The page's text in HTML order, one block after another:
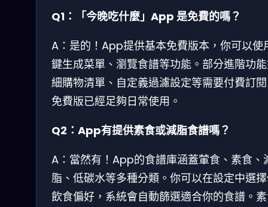
Q1：「今晚吃什麼」App 是免費的嗎？
A：是的！App提供基本免費版本，你可以使
鍵生成菜單、瀏覽食譜等功能。部分進階功
細購物清單、自定義過濾設定等需要付費訂
免費版已經足夠日常使用。
Q2：App有提供素食或減脂食譜嗎？
A：當然有！App的食譜庫涵蓋葷食、素食、
脂、低碳水等多種分類。你可以在設定中選
飲食偏好，系統會自動篩選適合你的食譜。